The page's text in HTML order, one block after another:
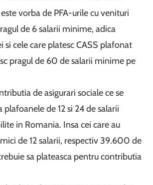
vorba de PFA-urile cu venituri
de 6 salarii minime, adica
si cele care platesc CASS plafonat
pragul de 60 de salarii minime pe
de asigurari sociale ce se
plafoanele de 12 si 24 de salarii
in Romania. Insa cei care au
de 12 salarii, respectiv 39.600 de
sa plateasca pentru contributia